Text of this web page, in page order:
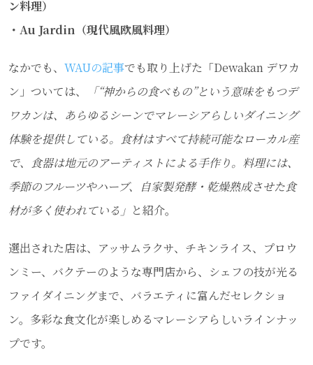
ン料理）
・Au Jardin（現代風欧風料理）
なかでも、 WAUの記事でも取り上げた「Dewakan デワカ
ン」ついては、
「“神からの食べもの”という意味をもつデ
ワカンは、あらゆるシーンでマレーシアらしいダイニング
体験を提供している。食材はすべて持続可能なローカル産
で、食器は地元のアーティストによる手作り。料理には、
季節のフルーツやハーブ、自家製発酵・乾燥熟成させた食
材が多く使われている」 と紹介。
選出された店は、アッサムラクサ、チキンライス、プロウ
ンミー、バクテーのような専門店から、シェフの技が光る
ファイダイニングまで、バラエティに富んだセレクショ
ン。多彩な食文化が楽しめるマレーシアらしいラインナッ
プです。